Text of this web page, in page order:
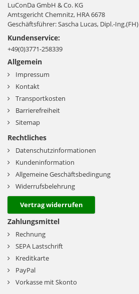
LuConDa GmbH & Co. KG
Amtsgericht Chemnitz, HRA 6678
Geschäftsführer: Sascha Lucas, Dipl.-Ing.(FH)
Kundenservice:
+49(0)3771-258339
Allgemein
Impressum
Kontakt
Transportkosten
Barrierefreiheit
Sitemap
Rechtliches
Datenschutzinformationen
Kundeninformation
Allgemeine Geschäftsbedingung
Widerrufsbelehrung
Vertrag widerrufen
Zahlungsmittel
Rechnung
SEPA Lastschrift
Kreditkarte
PayPal
Vorkasse mit Skonto